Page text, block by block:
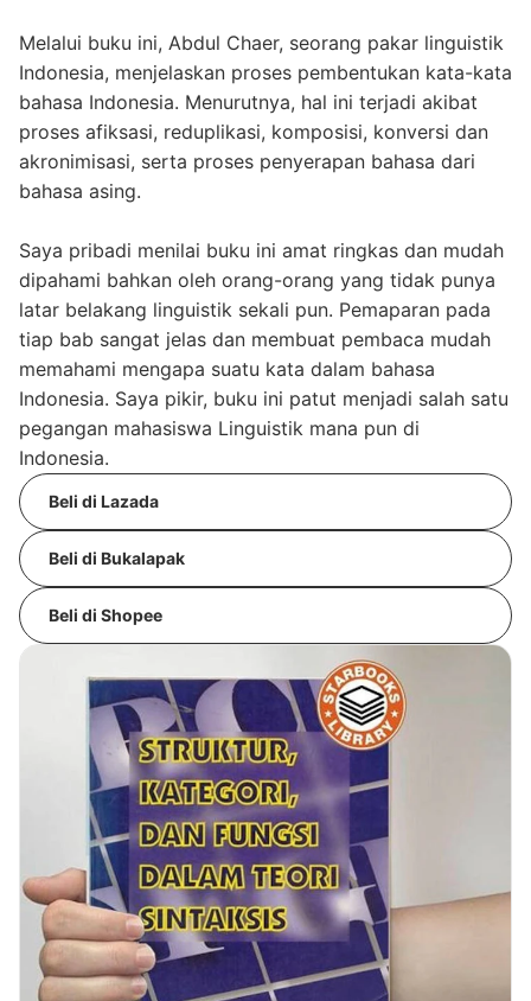
Melalui buku ini, Abdul Chaer, seorang pakar linguistik
Indonesia, menjelaskan proses pembentukan kata-kata
bahasa Indonesia. Menurutnya, hal ini terjadi akibat
proses afiksasi, reduplikasi, komposisi, konversi dan
akronimisasi, serta proses penyerapan bahasa dari
bahasa asing.
Saya pribadi menilai buku ini amat ringkas dan mudah
dipahami bahkan oleh orang-orang yang tidak punya
latar belakang linguistik sekali pun. Pemaparan pada
tiap bab sangat jelas dan membuat pembaca mudah
memahami mengapa suatu kata dalam bahasa
Indonesia. Saya pikir, buku ini patut menjadi salah satu
pegangan mahasiswa Linguistik mana pun di
Indonesia.
Beli di Lazada
Beli di Bukalapak
Beli di Shopee